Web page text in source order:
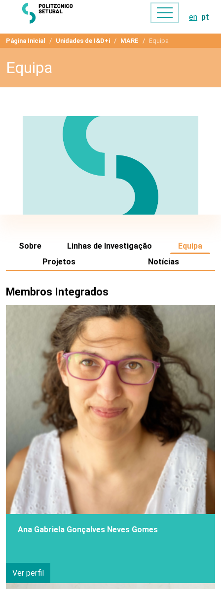
en pt
Página Inicial Unidades de I&D+i MARE Equipa
Equipa
Sobre Linhas de Investigação
Equipa
Projetos
Notícias
Membros Integrados
Ana Gabriela Gonçalves Neves Gomes
Ver perfil